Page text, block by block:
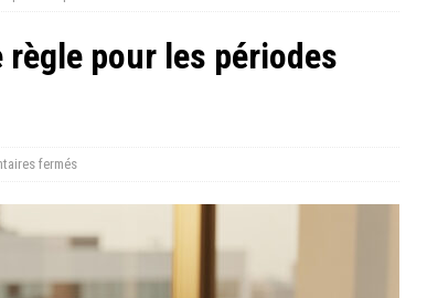
pour les périodes
fermés